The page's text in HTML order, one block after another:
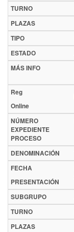
TURNO
PLAZAS
TIPO
ESTADO
MÁS INFO
Reg
Online
NÚMERO
EXPEDIENTE
PROCESO
DENOMINACIÓN
FECHA
PRESENTACIÓN
SUBGRUPO
TURNO
PLAZAS